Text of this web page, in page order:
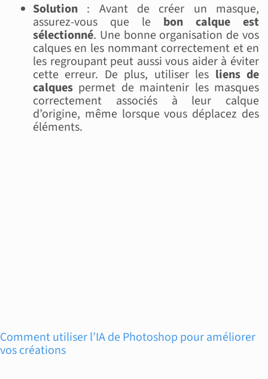
Solution: Avant de créer un masque,
assurez-vous que le bon calque est
sélectionné. Une bonne organisation de vos
calques en les nommant correctement et en
les regroupant peut aussi vous aider à éviter
cette erreur. De plus, utiliser les liens de
calquespermet de maintenir les masques
correctement associés à leur calque
d’origine, même lorsque vous déplacez des
éléments.
Comment utiliser l’IA de Photoshop pour améliorer
vos créations